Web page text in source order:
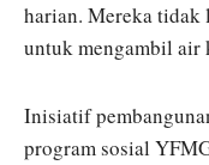
harian. Mereka tidak
untuk mengambil air
Inisiatif
program sosial